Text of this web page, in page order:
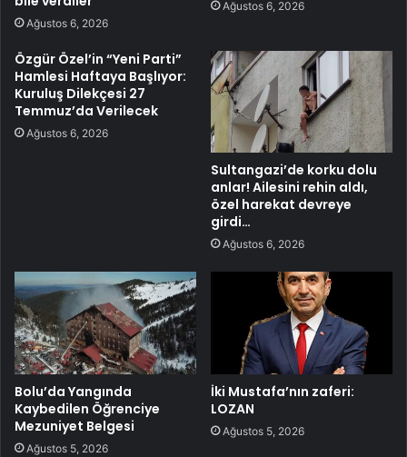
Ağustos 6, 2026
Ağustos 6, 2026
Özgür Özel’in “Yeni Parti”
Hamlesi Haftaya Başlıyor:
Kuruluş Dilekçesi 27
Temmuz’da Verilecek
Ağustos 6, 2026
Sultangazi’de korku dolu
anlar! Ailesini rehin aldı,
özel harekat devreye
girdi…
Ağustos 6, 2026
Bolu’da Yangında
Kaybedilen Öğrenciye
Mezuniyet Belgesi
Ağustos 5, 2026
İki Mustafa’nın zaferi:
LOZAN
Ağustos 5, 2026